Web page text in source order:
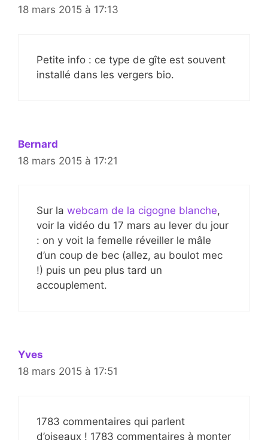
18 mars 2015 à 17:13
Petite info : ce type de gîte est souvent
installé dans les vergers bio.
Bernard
18 mars 2015 à 17:21
Sur la webcam de la cigogne blanche,
voir la vidéo du 17 mars au lever du jour
: on y voit la femelle réveiller le mâle
d’un coup de bec (allez, au boulot mec
!) puis un peu plus tard un
accouplement.
Yves
18 mars 2015 à 17:51
1783 commentaires qui parlent
d’oiseaux ! 1783 commentaires à monter